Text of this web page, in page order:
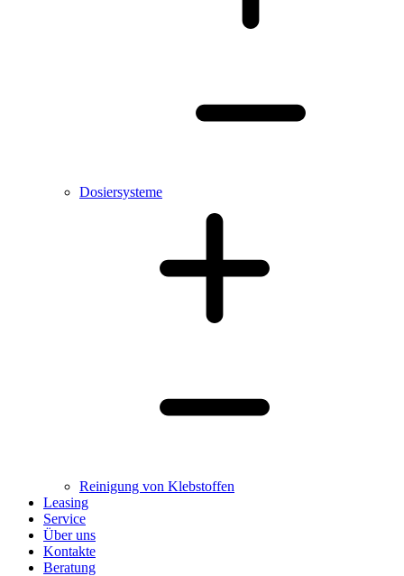
Dosiersysteme
Reinigung von Klebstoffen
Leasing
Service
Über uns
Kontakte
Beratung